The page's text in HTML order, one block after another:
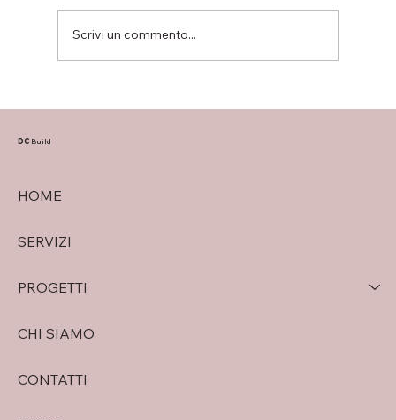
Scrivi un commento...
DC Build
HOME
SERVIZI
PROGETTI
CHI SIAMO
CONTATTI